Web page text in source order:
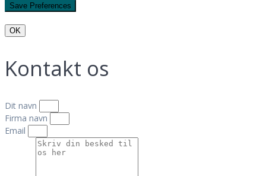
OK
Kontakt os
Dit navn
Firma navn
Email